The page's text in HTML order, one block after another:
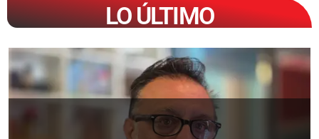
LO ÚLTIMO